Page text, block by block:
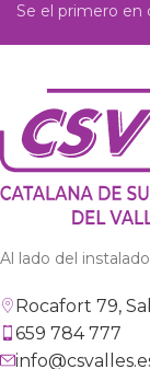
Se el primero en
Al lado del
Rocafort 79,
659 784 777